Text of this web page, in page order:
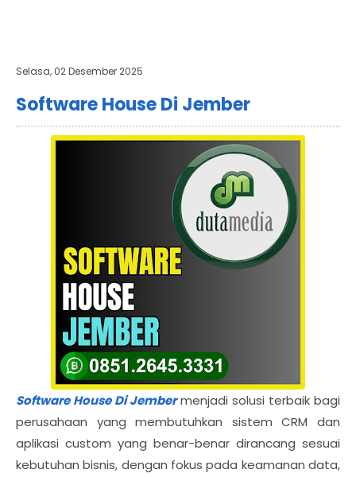
Selasa, 02 Desember 2025
Software House Di Jember
Software House Di Jembermenjadi solusi terbaik bagi
perusahaan yang membutuhkan sistem CRM dan
aplikasi custom yang benar-benar dirancang sesuai
kebutuhan bisnis, dengan fokus pada keamanan data,